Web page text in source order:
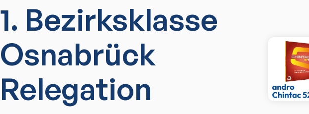
1. Bezirksklasse
Osnabrück
Relegation